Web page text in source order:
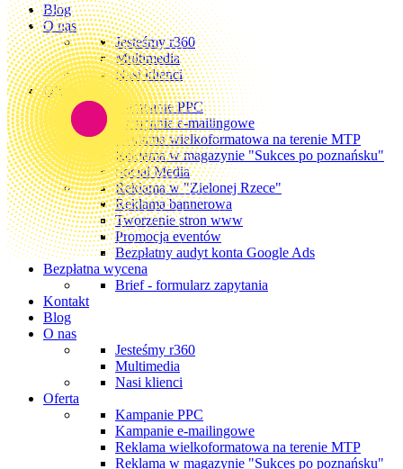
Blog
O nas
Jesteśmy r360
Multimedia
Nasi klienci
Oferta
Kampanie PPC
Kampanie e-mailingowe
Reklama wielkoformatowa na terenie MTP
Reklama w magazynie "Sukces po poznańsku"
Social Media
Reklama w "Zielonej Rzece"
Reklama bannerowa
Tworzenie stron www
Promocja eventów
Bezpłatny audyt konta Google Ads
Bezpłatna wycena
Brief - formularz zapytania
Kontakt
Blog
O nas
Jesteśmy r360
Multimedia
Nasi klienci
Oferta
Kampanie PPC
Kampanie e-mailingowe
Reklama wielkoformatowa na terenie MTP
Reklama w magazynie "Sukces po poznańsku"